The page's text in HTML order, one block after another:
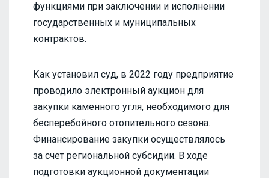
функциями при заключении и исполнении
государственных и муниципальных
контрактов.
Как установил суд, в 2022 году предприятие
проводило электронный аукцион для
закупки каменного угля, необходимого для
бесперебойного отопительного сезона.
Финансирование закупки осуществлялось
за счет региональной субсидии. В ходе
подготовки аукционной документации